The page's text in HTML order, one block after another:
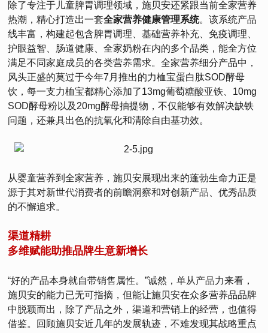
除了专注于儿童脾胃调理领域，施贝安还紧跟当前全家营养
热潮，精心打造出一套全家营养健康管理系统。该系统产品
线丰富，构建起包含脾胃调理、基础营养补充、免疫调理、
护眼益智、肠道健康、全家奶粉在内的多个品类，能全方位
满足不同家庭成员的各类营养需求。全家营养细分产品中，
风头正盛的莫过于今年7月推出的力桖宝蛋白肽SOD酵母
饮，每一支力桖宝都精心添加了13mg葡萄糖酸亚铁、10mg
SOD酵母粉以及20mg酵母抽提物，不仅能够有效解决缺铁
问题，还兼具出色的抗氧化和清除自由基功效。
从婴童营养到全家营养，施贝安展现出来的蓬勃生命力正是
源于其对新世代消费者的前瞻洞察和对创新产品、优秀品质
的不懈追求。
渠道精耕
多维赋能助推品牌生意新增长
“好的产品本身就自带销售属性。”诚然，单从产品力来看，
施贝安的能力已无可指摘，但能让施贝安在众多营养品品牌
中脱颖而出，除了产品之外，渠道和营销上的经营，也值得
借鉴。回顾施贝安近几年的发展轨迹，不难发现其战略重点